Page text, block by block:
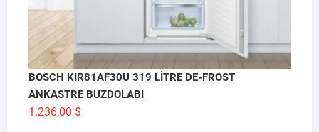
BOSCH KIR81AF30U 319 LİTRE DE-FROST
ANKASTRE BUZDOLABI
1.236,00 $